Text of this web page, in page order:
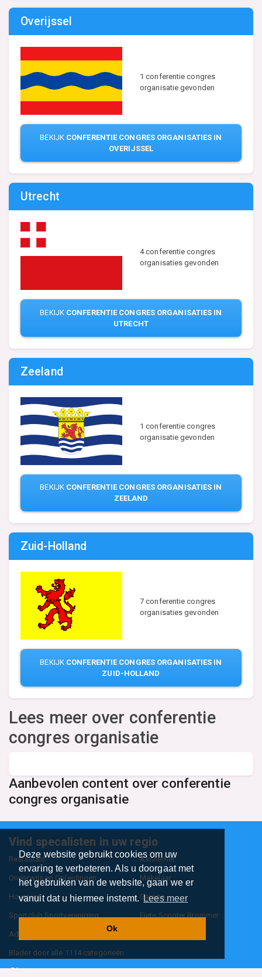
Deze website gebruikt cookies om uw
ervaring te verbeteren. Als u doorgaat met
het gebruiken van de website, gaan we er
vanuit dat u hiermee instemt.Lees meer
Ok
Overijssel
1 conferentie congres
organisatie gevonden
BEKIJK CONFERENTIE CONGRES ORGANISATIES IN
OVERIJSSEL
Utrecht
4 conferentie congres
organisaties gevonden
BEKIJK CONFERENTIE CONGRES ORGANISATIES IN
UTRECHT
Zeeland
1 conferentie congres
organisatie gevonden
BEKIJK CONFERENTIE CONGRES ORGANISATIES IN
ZEELAND
Zuid-Holland
7 conferentie congres
organisaties gevonden
BEKIJK CONFERENTIE CONGRES ORGANISATIES IN
ZUID-HOLLAND
Lees meer over conferentie
congres organisatie
Aanbevolen content over conferentie
congres organisatie
Vind specalisten in uw regio
Restaurant Aannemer
Onderwijs en Opleidingen Makelaar
Hovenier Garage
Sportclub Sportvereniging Fiets Scooter Brommer
Administratiekantoor
Blader door alle 1114 categorieën
Sitemap